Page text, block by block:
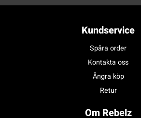
Kundservice
Spåra order
Kontakta oss
Ångra köp
Retur
Om Rebelz